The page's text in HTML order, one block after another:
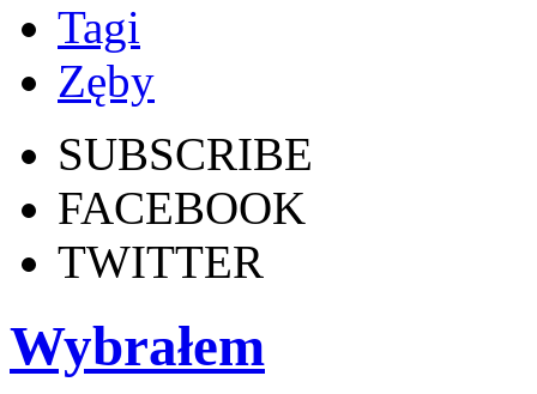
Tagi
Zęby
SUBSCRIBE
FACEBOOK
TWITTER
Wybrałem